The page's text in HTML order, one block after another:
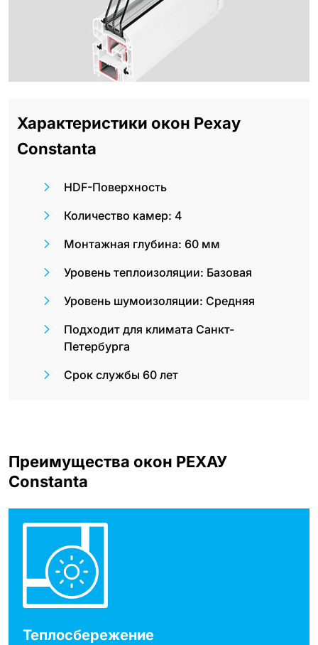
Характеристики окон Рехау
Constanta
HDF-Поверхность
Количество камер: 4
Монтажная глубина: 60 мм
Уровень теплоизоляции: Базовая
Уровень шумоизоляции: Средняя
Подходит для климата Санкт-
Петербурга
Срок службы 60 лет
Преимущества окон РЕХАУ
Constanta
Теплосбережение